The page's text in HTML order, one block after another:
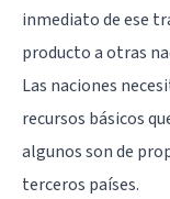
inmediato de ese
producto a otras
Las naciones
recursos básicos
algunos son de
terceros países.